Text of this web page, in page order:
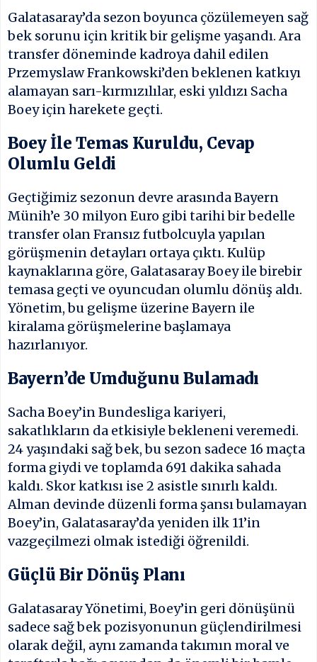
Galatasaray’da sezon boyunca çözülemeyen sağ
bek sorunu için kritik bir gelişme yaşandı. Ara
transfer döneminde kadroya dahil edilen
Przemyslaw Frankowski’den beklenen katkıyı
alamayan sarı-kırmızılılar, eski yıldızı Sacha
Boey için harekete geçti.
Boey İle Temas Kuruldu, Cevap
Olumlu Geldi
Geçtiğimiz sezonun devre arasında Bayern
Münih’e 30 milyon Euro gibi tarihi bir bedelle
transfer olan Fransız futbolcuyla yapılan
görüşmenin detayları ortaya çıktı. Kulüp
kaynaklarına göre, Galatasaray Boey ile birebir
temasa geçti ve oyuncudan olumlu dönüş aldı.
Yönetim, bu gelişme üzerine Bayern ile
kiralama görüşmelerine başlamaya
hazırlanıyor.
Bayern’de Umduğunu Bulamadı
Sacha Boey’in Bundesliga kariyeri,
sakatlıkların da etkisiyle bekleneni veremedi.
24 yaşındaki sağ bek, bu sezon sadece 16 maçta
forma giydi ve toplamda 691 dakika sahada
kaldı. Skor katkısı ise 2 asistle sınırlı kaldı.
Alman devinde düzenli forma şansı bulamayan
Boey’in, Galatasaray’da yeniden ilk 11’in
vazgeçilmezi olmak istediği öğrenildi.
Güçlü Bir Dönüş Planı
Galatasaray Yönetimi, Boey’in geri dönüşünü
sadece sağ bek pozisyonunun güçlendirilmesi
olarak değil, aynı zamanda takımın moral ve